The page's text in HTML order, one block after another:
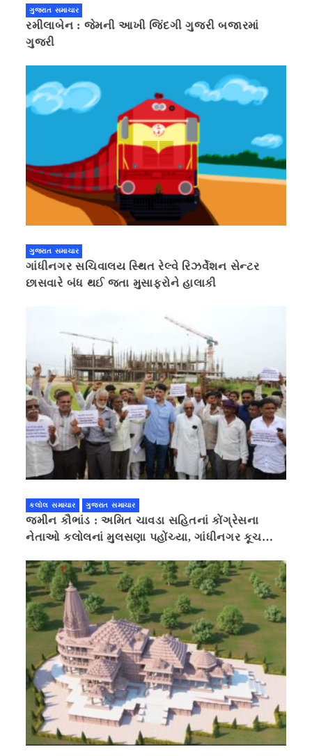
ગુજરાત સમાચાર
રમીલાબેન : જેમની આખી જિંદગી ગુજરી બજારમાં
ગુજરી
ગુજરાત સમાચાર
ગાંધીનગર સચિવાલય સ્થિત રેલ્વે રિઝર્વેશન સેન્ટર
છાસવારે બંધ થઈ જતા મુસાફરોને હાલાકી
કલોલ સમાચાર ગુજરાત સમાચાર
જમીન કૌભાંડ : અમિત ચાવડા સહિતનાં કોંગ્રેસના
નેતાઓ કલોલનાં મુલસણા પહોંચ્યા, ગાંધીનગર કૂચ